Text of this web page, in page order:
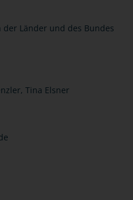
Länder und des Bundes
Tina Elsner